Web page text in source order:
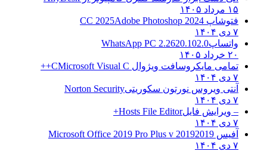
۱۵ مرداد ۱۴۰۵
فتوشاپ CC 2025 Adobe Photoshop 2024
۷ دی ۱۴۰۴
واتساپWhatsApp PC 2.2620.102.0
۲۰ خرداد ۱۴۰۵
تمامی مایکروسافت ویژوال C Microsoft Visual C++
۷ دی ۱۴۰۴
آنتی ویروس نورتون سکوریتیNorton Security
۷ دی ۱۴۰۴
– ویرایش فایلHosts File Editor+
۷ دی ۱۴۰۴
آفیس 2019 2019 Microsoft Office 2019 Pro Plus v
۷ دی ۱۴۰۴